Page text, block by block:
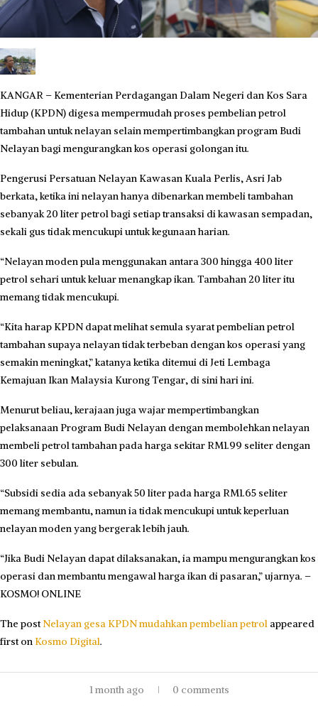
KANGAR – Kementerian Perdagangan Dalam Negeri dan Kos Sara
Hidup (KPDN) digesa mempermudah proses pembelian petrol
tambahan untuk nelayan selain mempertimbangkan program Budi
Nelayan bagi mengurangkan kos operasi golongan itu.
Pengerusi Persatuan Nelayan Kawasan Kuala Perlis, Asri Jab
berkata, ketika ini nelayan hanya dibenarkan membeli tambahan
sebanyak 20 liter petrol bagi setiap transaksi di kawasan sempadan,
sekali gus tidak mencukupi untuk kegunaan harian.
“Nelayan moden pula menggunakan antara 300 hingga 400 liter
petrol sehari untuk keluar menangkap ikan. Tambahan 20 liter itu
memang tidak mencukupi.
“Kita harap KPDN dapat melihat semula syarat pembelian petrol
tambahan supaya nelayan tidak terbeban dengan kos operasi yang
semakin meningkat,” katanya ketika ditemui di Jeti Lembaga
Kemajuan Ikan Malaysia Kurong Tengar, di sini hari ini.
Menurut beliau, kerajaan juga wajar mempertimbangkan
pelaksanaan Program Budi Nelayan dengan membolehkan nelayan
membeli petrol tambahan pada harga sekitar RM1.99 seliter dengan
300 liter sebulan.
“Subsidi sedia ada sebanyak 50 liter pada harga RM1.65 seliter
memang membantu, namun ia tidak mencukupi untuk keperluan
nelayan moden yang bergerak lebih jauh.
“Jika Budi Nelayan dapat dilaksanakan, ia mampu mengurangkan kos
operasi dan membantu mengawal harga ikan di pasaran,” ujarnya. –
KOSMO! ONLINE
The postNelayan gesa KPDN mudahkan pembelian petrol appeared
first on Kosmo Digital.
1 month ago 0 comments